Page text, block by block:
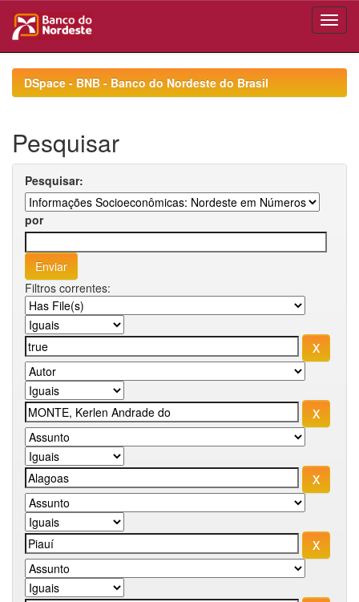
navigationDSpace - BNB - Banco do Nordeste do Brasil
Pesquisar
Pesquisar:
por
Filtros correntes: